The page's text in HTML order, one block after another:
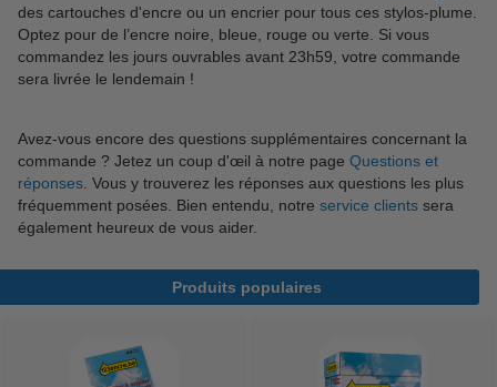
des cartouches d'encre ou un encrier pour tous ces stylos-plume.
Optez pour de l’encre noire, bleue, rouge ou verte. Si vous
commandez les jours ouvrables avant 23h59, votre commande
sera livrée le lendemain !
Avez-vous encore des questions supplémentaires concernant la
commande ? Jetez un coup d'œil à notre page Questions et
réponses . Vous y trouverez les réponses aux questions les plus
fréquemment posées. Bien entendu, notre service clients sera
également heureux de vous aider.
Produits populaires